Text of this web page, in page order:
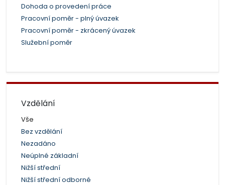
Dohoda o provedení práce
Pracovní poměr - plný úvazek
Pracovní poměr - zkrácený úvazek
Služební poměr
Vzdělání
Vše
Bez vzdělání
Nezadáno
Neúplné základní
Nižší střední
Nižší střední odborné